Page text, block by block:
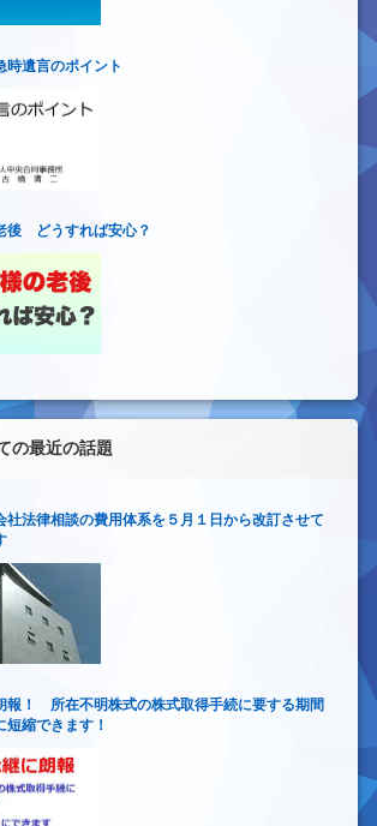
時遺言のポイント
後 どうすれば安心？
の最近の話題
社法律相談の費用体系を５月１日から改訂させて
報！ 所在不明株式の株式取得手続に要する期間
短縮できます！